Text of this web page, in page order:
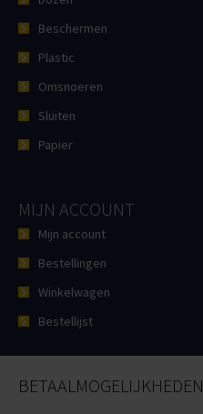
Beschermen
Plastic
Omsnoeren
Sluiten
Papier
MIJN ACCOUNT
Mijn account
Bestellingen
Winkelwagen
Bestellijst
BETAALMOGELIJKHEDEN